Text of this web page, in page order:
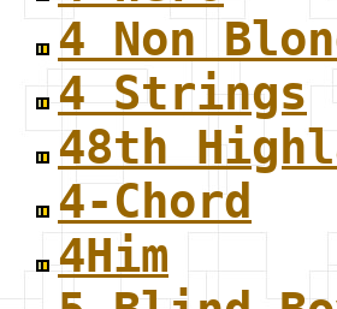
4 Non
4 Strings
48th
4-Chord
4Him